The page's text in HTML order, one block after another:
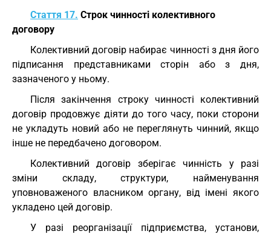
Стаття 17. Строк чинності колективного
договору
Колективний договір набирає чинності з дня його
підписання представниками сторін або з дня,
зазначеного у ньому.
Після закінчення строку чинності колективний
договір продовжує діяти до того часу, поки сторони
не укладуть новий або не переглянуть чинний, якщо
інше не передбачено договором.
Колективний договір зберігає чинність у разі
зміни складу, структури, найменування
уповноваженого власником органу, від імені якого
укладено цей договір.
У разі реорганізації підприємства, установи,